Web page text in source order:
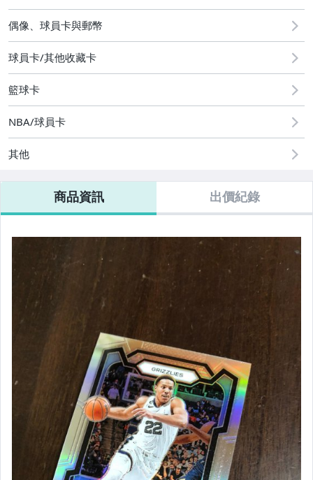
偶像、球員卡與郵幣
球員卡/其他收藏卡
籃球卡
NBA/球員卡
其他
商品資訊 出價紀錄